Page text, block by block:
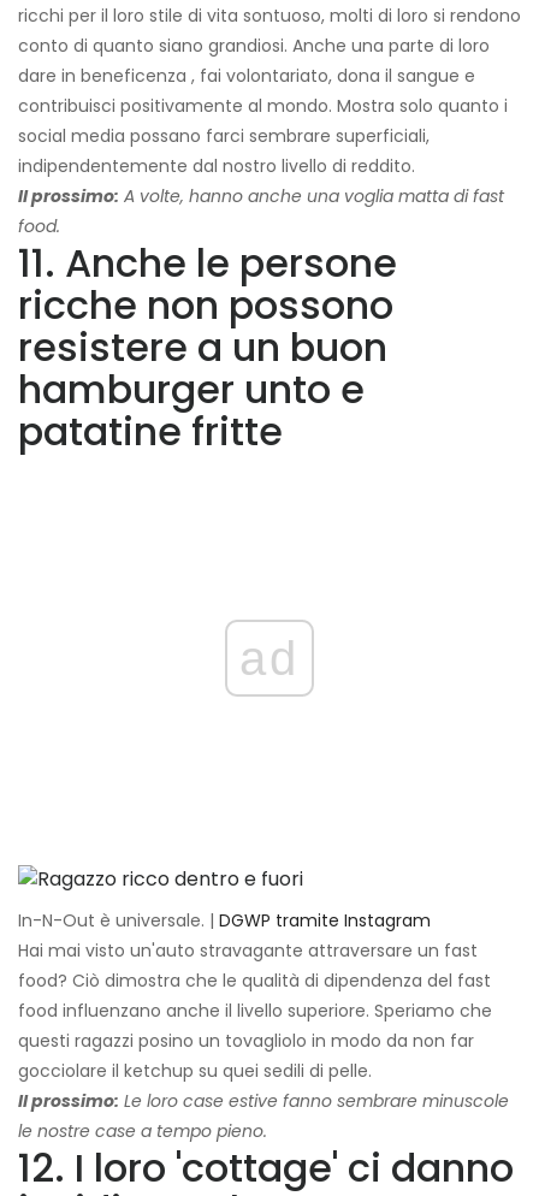
ricchi per il loro stile di vita sontuoso, molti di loro si rendono
conto di quanto siano grandiosi. Anche una parte di loro
dare in beneficenza , fai volontariato, dona il sangue e
contribuisci positivamente al mondo. Mostra solo quanto i
social media possano farci sembrare superficiali,
indipendentemente dal nostro livello di reddito.
Il prossimo: A volte, hanno anche una voglia matta di fast
food.
11. Anche le persone
ricche non possono
resistere a un buon
hamburger unto e
patatine fritte
ad
In-N-Out è universale. | DGWP tramite Instagram
Hai mai visto un'auto stravagante attraversare un fast
food? Ciò dimostra che le qualità di dipendenza del fast
food influenzano anche il livello superiore. Speriamo che
questi ragazzi posino un tovagliolo in modo da non far
gocciolare il ketchup su quei sedili di pelle.
Il prossimo: Le loro case estive fanno sembrare minuscole
le nostre case a tempo pieno.
12. I loro 'cottage' ci danno